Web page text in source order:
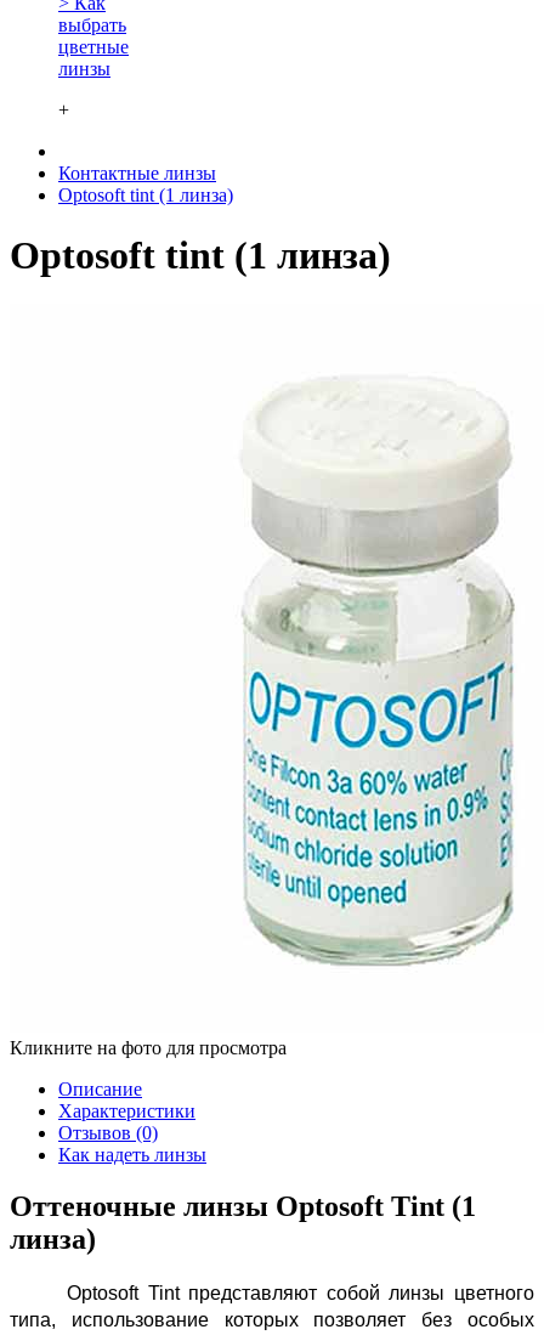
выбрать
цветные
линзы
+
Контактные линзы
Optosoft tint (1 линза)
Optosoft tint (1 линза)
Кликните на фото для просмотра
Описание
Характеристики
Отзывов (0)
Как надеть линзы
Оттеночные линзы Optosoft Tint (1
линза)
Optosoft Tint представляют собой линзы цветного
типа, использование которых позволяет без особых